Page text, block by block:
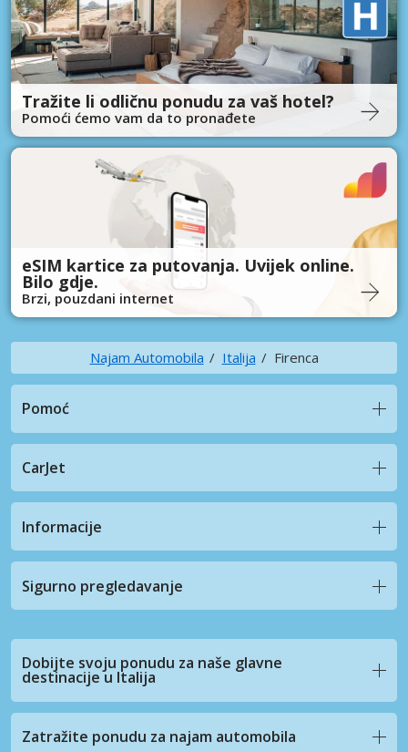
Tražite li odličnu ponudu za vaš hotel?
Pomoći ćemo vam da to pronađete
eSIM kartice za putovanja. Uvijek online.
Bilo gdje.
Brzi, pouzdani internet
Najam Automobila Italija Firenca
Pomoć
CarJet
Informacije
Sigurno pregledavanje
Dobijte svoju ponudu za naše glavne
destinacije u Italija
Zatražite ponudu za najam automobila